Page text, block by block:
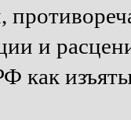
и
как